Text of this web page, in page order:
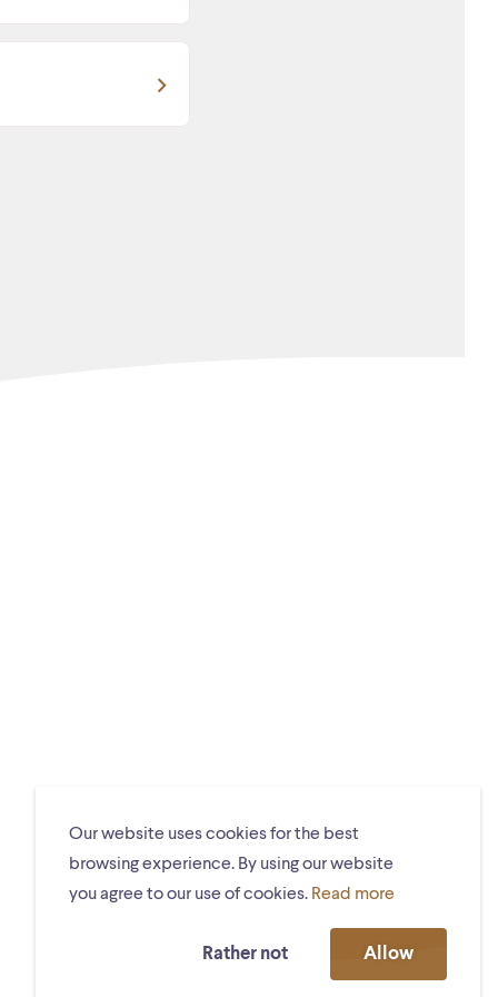
Our website uses cookies for the best
browsing experience. By using our website
you agree to our use of cookies. Read more
Rather not Allow